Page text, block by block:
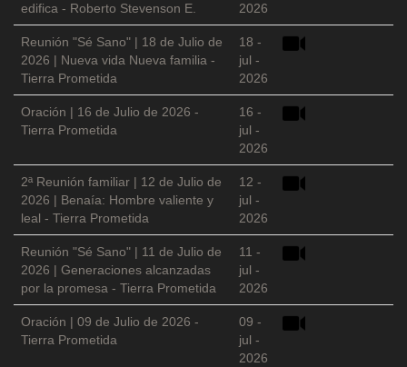
edifica - Roberto Stevenson E.
2026
Reunión "Sé Sano" | 18 de Julio de
2026 | Nueva vida Nueva familia -
Tierra Prometida
18 -
jul -
2026
Oración | 16 de Julio de 2026 -
Tierra Prometida
16 -
jul -
2026
2ª Reunión familiar | 12 de Julio de
2026 | Benaía: Hombre valiente y
leal - Tierra Prometida
12 -
jul -
2026
Reunión "Sé Sano" | 11 de Julio de
2026 | Generaciones alcanzadas
por la promesa - Tierra Prometida
11 -
jul -
2026
Oración | 09 de Julio de 2026 -
Tierra Prometida
09 -
jul -
2026